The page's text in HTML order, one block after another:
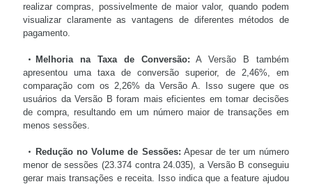
realizar compras, possivelmente de maior valor, quando podem
visualizar claramente as vantagens de diferentes métodos de
pagamento.
Melhoria na Taxa de Conversão: A Versão B também
apresentou uma taxa de conversão superior, de 2,46%, em
comparação com os 2,26% da Versão A. Isso sugere que os
usuários da Versão B foram mais eficientes em tomar decisões
de compra, resultando em um número maior de transações em
menos sessões.
Redução no Volume de Sessões: Apesar de ter um número
menor de sessões (23.374 contra 24.035), a Versão B conseguiu
gerar mais transações e receita. Isso indica que a feature ajudou